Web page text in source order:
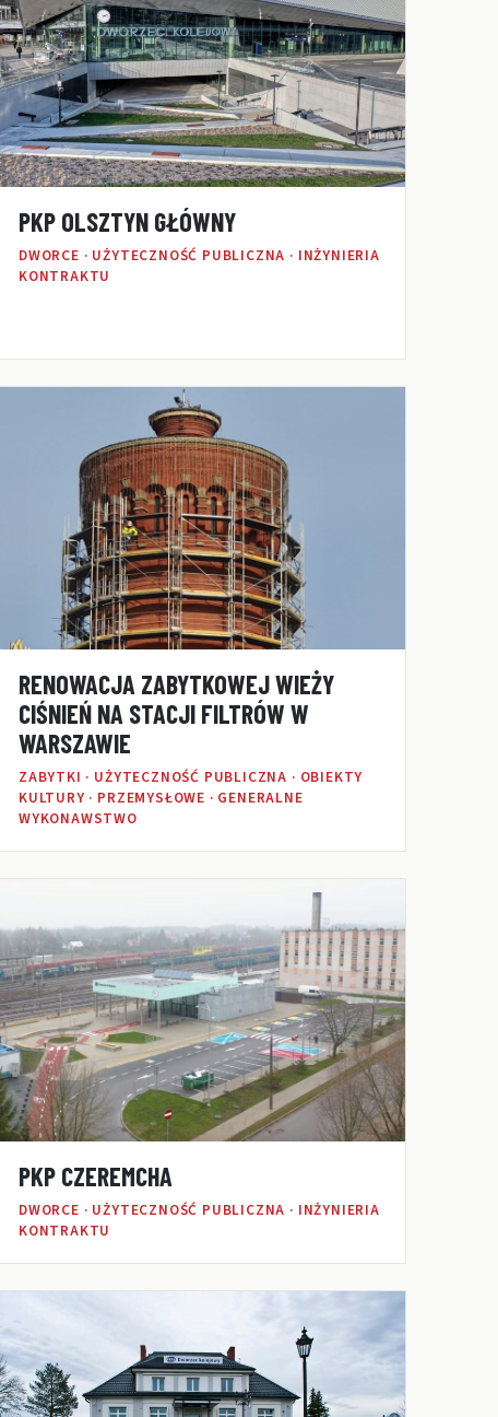
PKP OLSZTYN GŁÓWNY
DWORCE · UŻYTECZNOŚĆ PUBLICZNA · INŻYNIERIA
KONTRAKTU
RENOWACJA ZABYTKOWEJ WIEŻY
CIŚNIEŃ NA STACJI FILTRÓW W
WARSZAWIE
ZABYTKI · UŻYTECZNOŚĆ PUBLICZNA · OBIEKTY
KULTURY · PRZEMYSŁOWE · GENERALNE
WYKONAWSTWO
PKP CZEREMCHA
DWORCE · UŻYTECZNOŚĆ PUBLICZNA · INŻYNIERIA
KONTRAKTU